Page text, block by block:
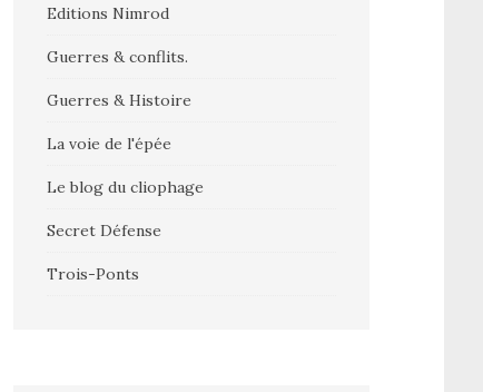
Editions Nimrod
Guerres & conflits.
Guerres & Histoire
La voie de l'épée
Le blog du cliophage
Secret Défense
Trois-Ponts